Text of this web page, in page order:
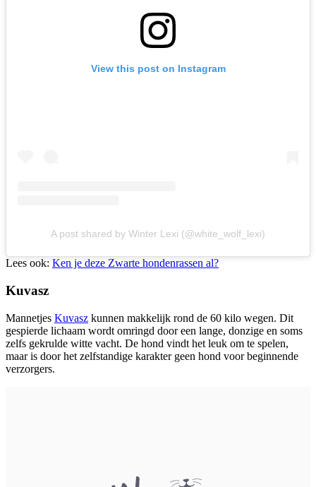
View this post on Instagram
A post shared by Winter Lexi (@white_wolf_lexi)
Lees ook: Ken je deze Zwarte hondenrassen al?
Kuvasz
Mannetjes Kuvasz kunnen makkelijk rond de 60 kilo wegen. Dit
gespierde lichaam wordt omringd door een lange, donzige en soms
zelfs gekrulde witte vacht. De hond vindt het leuk om te spelen,
maar is door het zelfstandige karakter geen hond voor beginnende
verzorgers.